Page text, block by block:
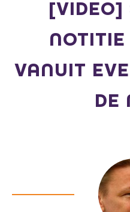
[VIDEO]
VANUIT
DE